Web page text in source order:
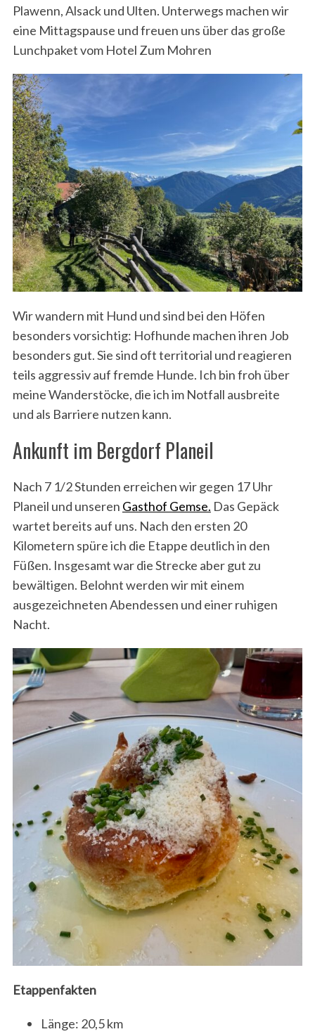
Plawenn, Alsack und Ulten. Unterwegs machen wir
eine Mittagspause und freuen uns über das große
Lunchpaket vom Hotel Zum Mohren
Wir wandern mit Hund und sind bei den Höfen
besonders vorsichtig: Hofhunde machen ihren Job
besonders gut. Sie sind oft territorial und reagieren
teils aggressiv auf fremde Hunde. Ich bin froh über
meine Wanderstöcke, die ich im Notfall ausbreite
und als Barriere nutzen kann.
Ankunft im Bergdorf Planeil
Nach 7 1/2 Stunden erreichen wir gegen 17 Uhr
Planeil und unseren Gasthof Gemse. Das Gepäck
wartet bereits auf uns. Nach den ersten 20
Kilometern spüre ich die Etappe deutlich in den
Füßen. Insgesamt war die Strecke aber gut zu
bewältigen. Belohnt werden wir mit einem
ausgezeichneten Abendessen und einer ruhigen
Nacht.
Etappenfakten
Länge: 20,5 km
S
e
a
r
h
r
: